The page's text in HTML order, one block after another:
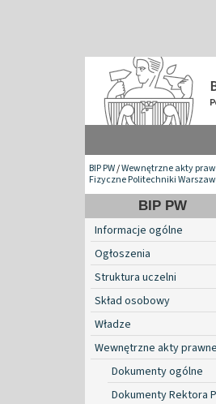
BIP PW/Wewnętrzne akty
Fizyczne Politechniki
BIP PW
Informacje ogólne
Ogłoszenia
Struktura uczelni
Skład osobowy
Władze
Wewnętrzne akty prawne
Dokumenty ogólne
Dokumenty Rektora